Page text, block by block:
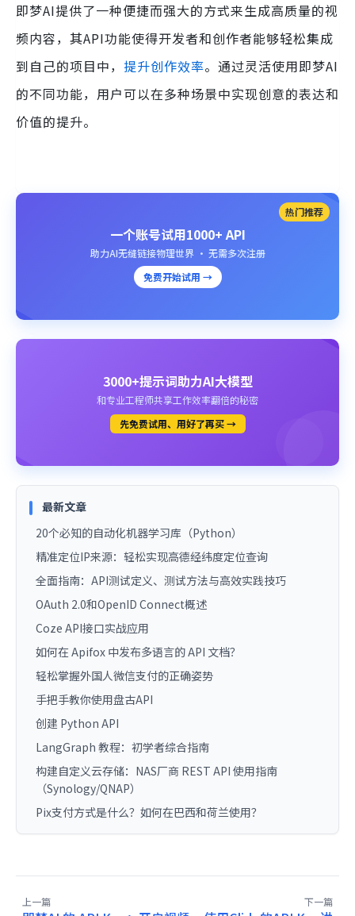
即梦AI提供了一种便捷而强大的方式来生成高质量的视
频内容，其API功能使得开发者和创作者能够轻松集成
到自己的项目中， 提升创作效率。通过灵活使用即梦AI
的不同功能，用户可以在多种场景中实现创意的表达和
价值的提升。
热门推荐
一个账号试用1000+ API
助力AI无缝链接物理世界 · 无需多次注册
免费开始试用 →
3000+提示词助力AI大模型
和专业工程师共享工作效率翻倍的秘密
先免费试用、用好了再买 →
最新文章
20个必知的自动化机器学习库（Python）
精准定位IP来源：轻松实现高德经纬度定位查询
全面指南：API测试定义、测试方法与高效实践技巧
OAuth 2.0和OpenID Connect概述
Coze API接口实战应用
如何在 Apifox 中发布多语言的 API 文档？
轻松掌握外国人微信支付的正确姿势
手把手教你使用盘古API
创建 Python API
LangGraph 教程：初学者综合指南
构建自定义云存储：NAS厂商 REST API 使用指南
（Synology/QNAP）
Pix支付方式是什么？如何在巴西和荷兰使用？
上一篇 下一篇